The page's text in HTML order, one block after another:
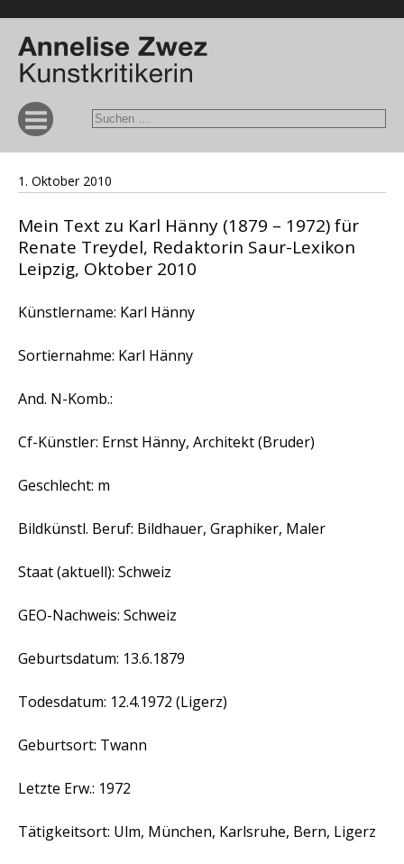
1. Oktober 2010
Mein Text zu Karl Hänny (1879 – 1972) für
Renate Treydel, Redaktorin Saur-Lexikon
Leipzig, Oktober 2010
Künstlername: Karl Hänny
Sortiernahme: Karl Hänny
And. N-Komb.:
Cf-Künstler: Ernst Hänny, Architekt (Bruder)
Geschlecht: m
Bildkünstl. Beruf: Bildhauer, Graphiker, Maler
Staat (aktuell): Schweiz
GEO-Nachweis: Schweiz
Geburtsdatum: 13.6.1879
Todesdatum: 12.4.1972 (Ligerz)
Geburtsort: Twann
Letzte Erw.: 1972
Tätigkeitsort: Ulm, München, Karlsruhe, Bern, Ligerz